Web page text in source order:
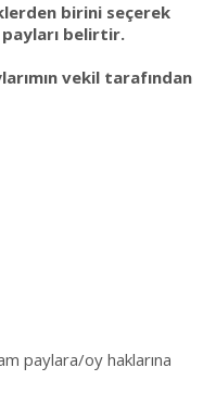
birini seçerek
belirtir.
vekil tarafından
paylara/oy haklarına